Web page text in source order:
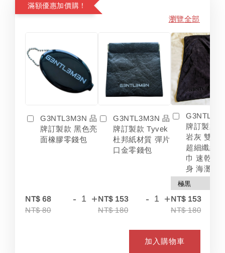
滿額優惠加價購！
瀏覽全部
G3NTL3M3N 品
牌訂製款 黑色亮
面橡膠零錢包
NT$ 68
NT$ 80
- +
G3NTL3M3N 品
牌訂製款 Tyvek
杜邦紙材質 彈片
口金零錢包
NT$ 153
NT$ 180
- +
牌訂製款
岩灰 雙色
超細纖維
巾 速乾 吸
身 海灘
NT$ 153
NT$ 180
加入購物車